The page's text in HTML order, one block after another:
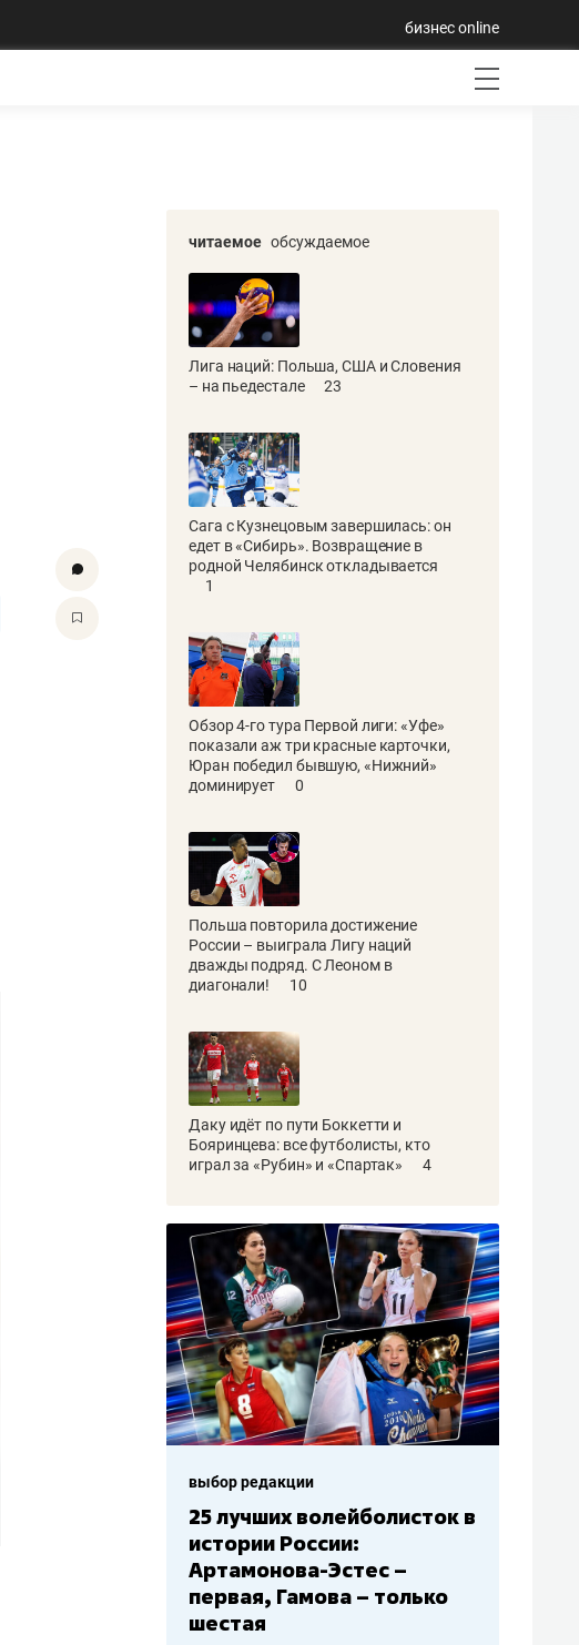
бизнес online
читаемое обсуждаемое
Лига наций: Польша, США и Словения
– на пьедестале
23
Сага с Кузнецовым завершилась: он
едет в «Сибирь». Возвращение в
родной Челябинск откладывается
1
Обзор 4-го тура Первой лиги: «Уфе»
показали аж три красные карточки,
Юран победил бывшую, «Нижний»
доминирует
0
Польша повторила достижение
России – выиграла Лигу наций
дважды подряд. С Леоном в
диагонали!
10
Даку идёт по пути Боккетти и
Бояринцева: все футболисты, кто
играл за «Рубин» и «Спартак»
4
выбор редакции
Бюджеты клубов КХЛ: СКА
– главный мажор, «Ак
Барс» – второй, «Салават
Юлаев» – середняк